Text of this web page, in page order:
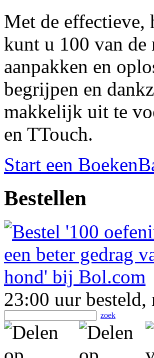
Met de
kunt u 100 van de
aanpakken en
begrijpen en
makkelijk uit te
en TTouch.
Start een
Bestellen
23:00 uur
zoek